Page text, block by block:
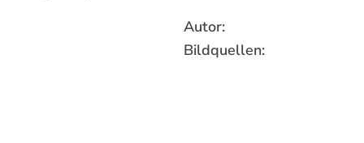
Autor:
Bildquellen: